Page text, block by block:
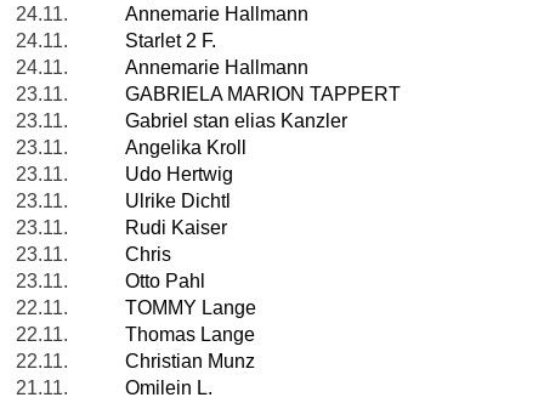
24.11.
Annemarie Hallmann
24.11.
Starlet 2 F.
24.11.
Annemarie Hallmann
23.11.
GABRIELA MARION TAPPERT
23.11.
Gabriel stan elias Kanzler
23.11.
Angelika Kroll
23.11.
Udo Hertwig
23.11.
Ulrike Dichtl
23.11.
Rudi Kaiser
23.11.
Chris
23.11.
Otto Pahl
22.11.
TOMMY Lange
22.11.
Thomas Lange
22.11.
Christian Munz
21.11.
Omilein L.